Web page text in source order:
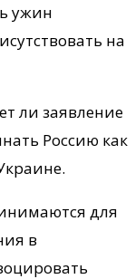
ужин
на
ли заявление
Россию как
для
в